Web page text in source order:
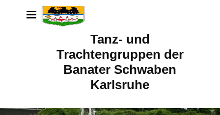
Tanz- und
Trachtengruppen der
Banater Schwaben
Karlsruhe